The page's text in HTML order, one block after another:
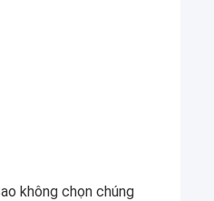
không chọn chúng